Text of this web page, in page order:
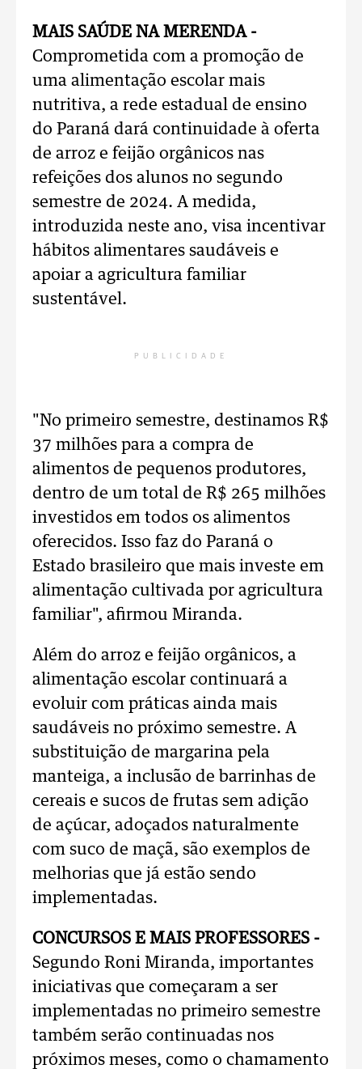
MAIS SAÚDE NA MERENDA -
Comprometida com a promoção de
uma alimentação escolar mais
nutritiva, a rede estadual de ensino
do Paraná dará continuidade à oferta
de arroz e feijão orgânicos nas
refeições dos alunos no segundo
semestre de 2024. A medida,
introduzida neste ano, visa incentivar
hábitos alimentares saudáveis e
apoiar a agricultura familiar
sustentável.
PUBLICIDADE
"No primeiro semestre, destinamos R$
37 milhões para a compra de
alimentos de pequenos produtores,
dentro de um total de R$ 265 milhões
investidos em todos os alimentos
oferecidos. Isso faz do Paraná o
Estado brasileiro que mais investe em
alimentação cultivada por agricultura
familiar", afirmou Miranda.
Além do arroz e feijão orgânicos, a
alimentação escolar continuará a
evoluir com práticas ainda mais
saudáveis no próximo semestre. A
substituição de margarina pela
manteiga, a inclusão de barrinhas de
cereais e sucos de frutas sem adição
de açúcar, adoçados naturalmente
com suco de maçã, são exemplos de
melhorias que já estão sendo
implementadas.
CONCURSOS E MAIS PROFESSORES -
Segundo Roni Miranda, importantes
iniciativas que começaram a ser
implementadas no primeiro semestre
também serão continuadas nos
próximos meses, como o chamamento